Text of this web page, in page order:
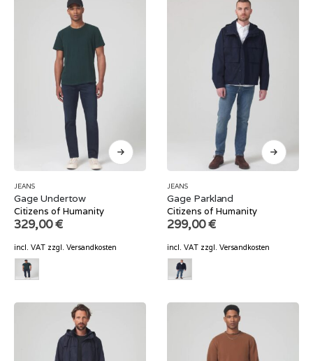
JEANS
Gage Undertow
Citizens of Humanity
329,00€
incl. VAT zzgl. Versandkosten
JEANS
Gage Parkland
Citizens of Humanity
299,00€
incl. VAT zzgl. Versandkosten